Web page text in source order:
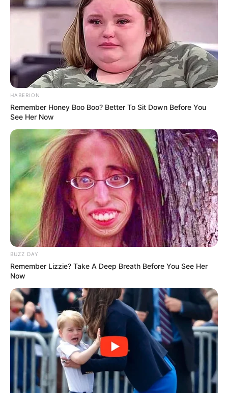
HABERION
Remember Honey Boo Boo? Better To Sit Down Before You
See Her Now
BUZZ DAY
Remember Lizzie? Take A Deep Breath Before You See Her
Now